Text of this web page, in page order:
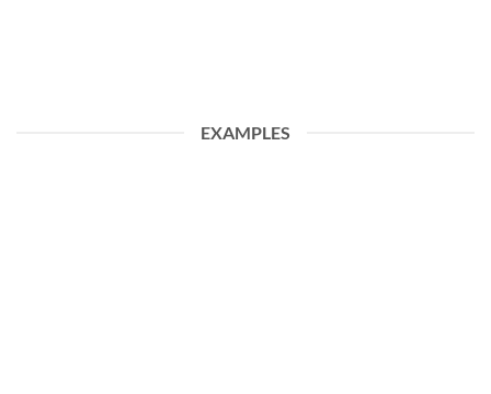
EXAMPLES